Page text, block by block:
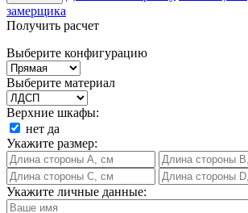
замерщика
Получить расчет
Выберите конфигурацию
Выберите материал
Верхние шкафы:
нет да
Укажите размер:
Укажите личные данные: